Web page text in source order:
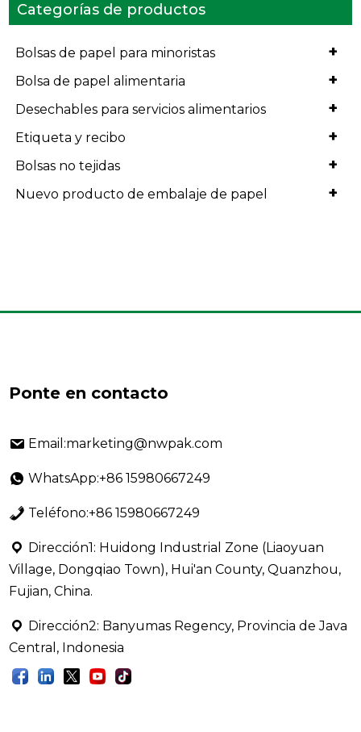
Categorías de productos
+
Bolsas de papel para minoristas
+
Bolsa de papel alimentaria
+
Desechables para servicios alimentarios
+
Etiqueta y recibo
+
Bolsas no tejidas
+
Nuevo producto de embalaje de papel
Ponte en contacto
Email:marketing@nwpak.com
WhatsApp:+86 15980667249
Teléfono:+86 15980667249
Dirección1: Huidong Industrial Zone (Liaoyuan
Village, Dongqiao Town), Hui'an County, Quanzhou,
Fujian, China.
Dirección2: Banyumas Regency, Provincia de Java
Central, Indonesia